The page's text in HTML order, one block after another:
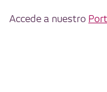
Accede a nuestro